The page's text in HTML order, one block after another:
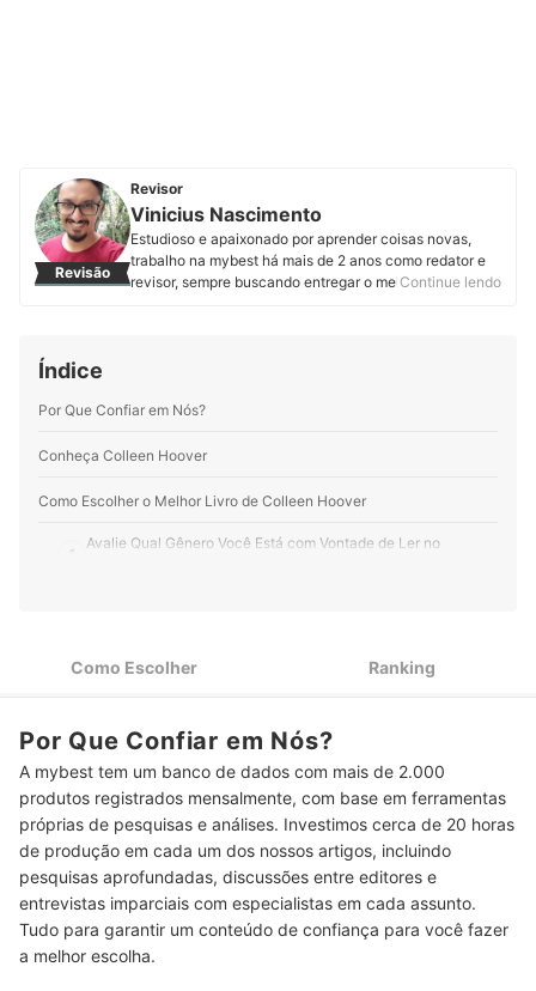
Revisão
Revisor
Vinicius Nascimento
Estudioso e apaixonado por aprender coisas novas,
trabalho na mybest há mais de 2 anos como redator e
revisor, sempre buscando entregar o melhor conteúdo
e os cuidados com crianças. O mais legal é que aqui na
conhecimentos em diversas áreas.
Continue lendo
Índice
Por Que Confiar em Nós?
Conheça Colleen Hoover
Como Escolher o Melhor Livro de Colleen Hoover
1
Avalie Qual Gênero Você Está com Vontade de Ler no
Veja as Notas Recebidas pelos Livros de Colleen Hoover no
4 Ebooks São Mais Práticos e Geralmente Mais Baratos
Top 10 Melhores Livros de Colleen Hoover
Se Você Gosta de Romances, Veja Aqui Outras Indicações de Livros
do Gênero
Conclusão
Como Escolher Ranking
Por Que Confiar em Nós?
A mybest tem um banco de dados com mais de 2.000
produtos registrados mensalmente, com base em ferramentas
próprias de pesquisas e análises. Investimos cerca de 20 horas
de produção em cada um dos nossos artigos, incluindo
pesquisas aprofundadas, discussões entre editores e
entrevistas imparciais com especialistas em cada assunto.
Tudo para garantir um conteúdo de confiança para você fazer
a melhor escolha.